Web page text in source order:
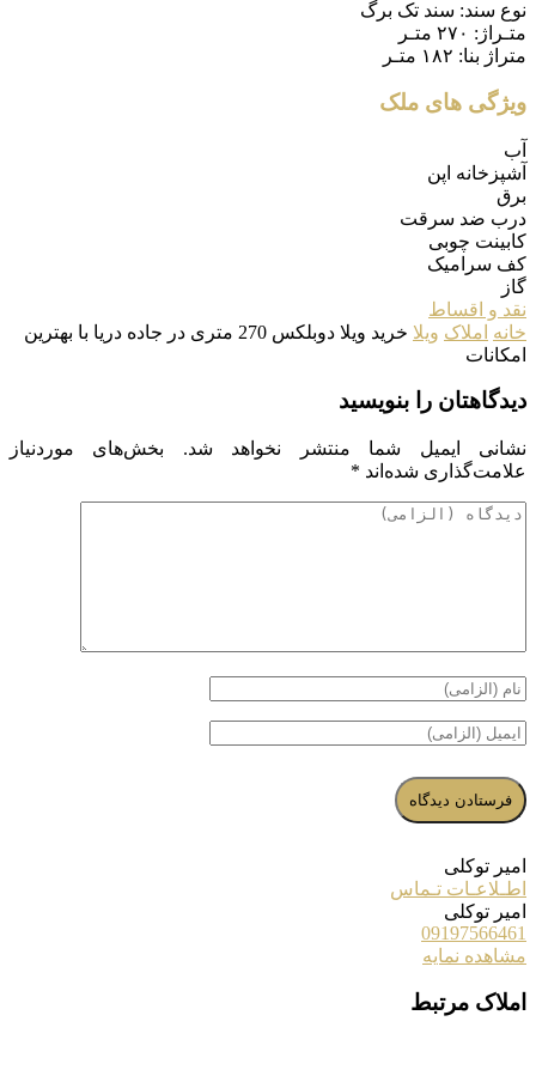
نوع سند: سند تک برگ
متـراژ: ۲۷۰ متـر
متراژ بنا: ۱۸۲ متـر
ویژگی های ملک
آب
آشپزخانه اپن
برق
درب ضد سرقت
کابینت چوبی
کف سرامیک
گاز
نقد و اقساط
خانه املاک ویلا
خرید ویلا دوبلکس 270 متری در جاده دریا با بهترین
امکانات
دیدگاهتان را بنویسید
نشانی ایمیل شما منتشر نخواهد شد.
بخش‌های موردنیاز
علامت‌گذاری شده‌اند *
امیر توکلی
اطـلاعـات تـماس
امیر توکلی
09197566461
مشاهده نمایه
املاک مرتبط